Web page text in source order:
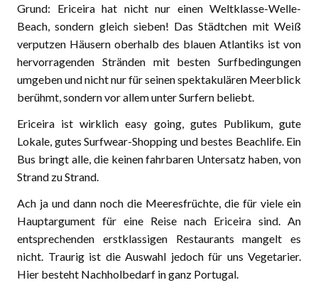
Grund: Ericeira hat nicht nur einen Weltklasse-Welle-
Beach, sondern gleich sieben! Das Städtchen mit Weiß
verputzen Häusern oberhalb des blauen Atlantiks ist von
hervorragenden Stränden mit besten Surfbedingungen
umgeben und nicht nur für seinen spektakulären Meerblick
berühmt, sondern vor allem unter Surfern beliebt.
Ericeira ist wirklich easy going, gutes Publikum, gute
Lokale, gutes Surfwear-Shopping und bestes Beachlife. Ein
Bus bringt alle, die keinen fahrbaren Untersatz haben, von
Strand zu Strand.
Ach ja und dann noch die Meeresfrüchte, die für viele ein
Hauptargument für eine Reise nach Ericeira sind. An
entsprechenden erstklassigen Restaurants mangelt es
nicht. Traurig ist die Auswahl jedoch für uns Vegetarier.
Hier besteht Nachholbedarf in ganz Portugal.